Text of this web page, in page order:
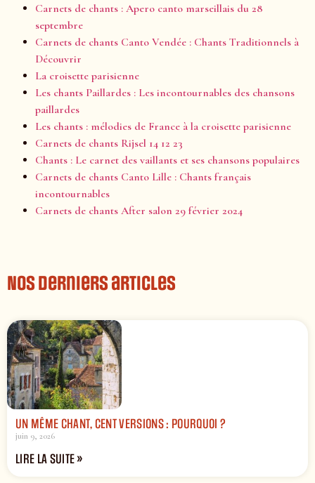
Carnets de chants : Apero canto marseillais du 28
septembre
Carnets de chants Canto Vendée : Chants Traditionnels à
Découvrir
La croisette parisienne
Les chants Paillardes : Les incontournables des chansons
paillardes
Les chants : mélodies de France à la croisette parisienne
Carnets de chants Rijsel 14 12 23
Chants : Le carnet des vaillants et ses chansons populaires
Carnets de chants Canto Lille : Chants français
incontournables
Carnets de chants After salon 29 février 2024
Nos derniers articles
UN MÊME CHANT, CENT VERSIONS : POURQUOI ?
juin 9, 2026
LIRE LA SUITE »